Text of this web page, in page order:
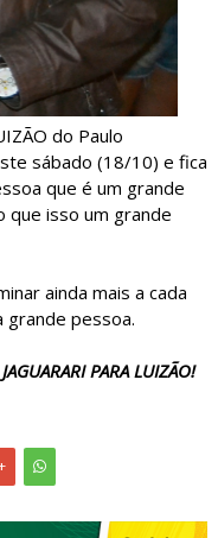
do Paulo
sábado (18/10) e fica
que é um grande
que isso um grande
ainda mais a cada
grande pessoa.
PARA LUIZÃO!